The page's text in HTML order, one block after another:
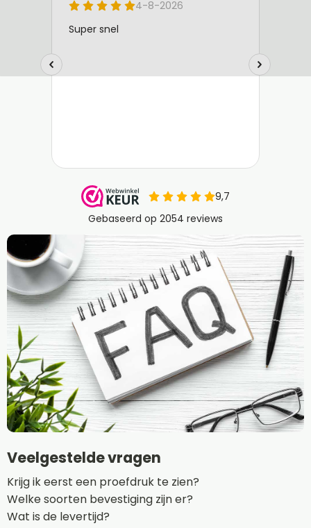
Veelgestelde vragen
Krijg ik eerst een proefdruk te zien?
Welke soorten bevestiging zijn er?
Wat is de levertijd?